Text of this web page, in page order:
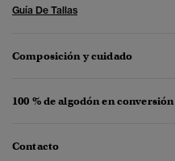
Guía De Tallas
Composición y cuidado
100 % de algodón en conversión
Contacto